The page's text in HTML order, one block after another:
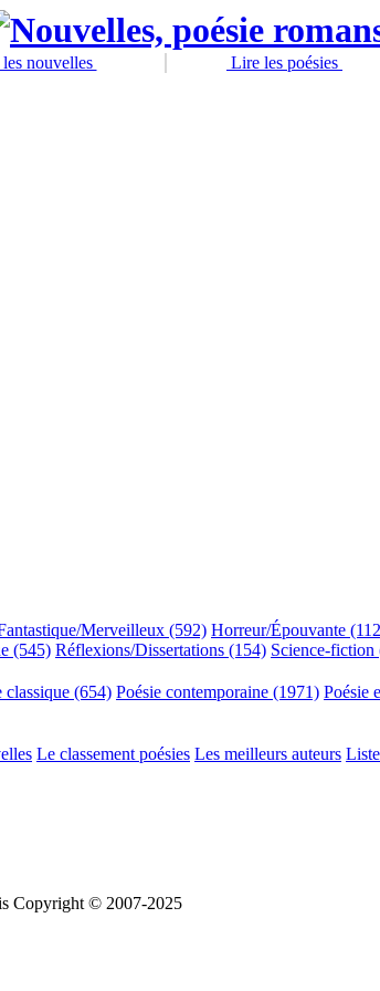
nouvelles Lire les poésies
Merveilleux (592) Horreur/Épouvante
(545) Réflexions/Dissertations (154) Science-fiction
classique (654) Poésie contemporaine (1971) Poésie
Le classement poésies Les meilleurs auteurs
Copyright © 2007-2025